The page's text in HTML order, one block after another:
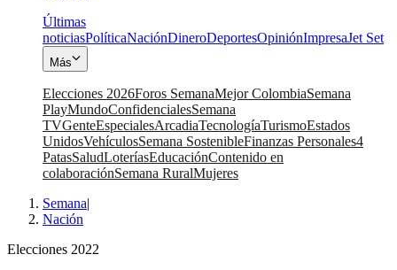
Últimas
noticiasPolíticaNaciónDineroDeportesOpiniónImpresaJet Set
Más
Elecciones 2026Foros SemanaMejor ColombiaSemana
PlayMundoConfidencialesSemana
TVGenteEspecialesArcadiaTecnologíaTurismoEstados
UnidosVehículosSemana SostenibleFinanzas Personales4
PatasSaludLoteríasEducaciónContenido en
colaboraciónSemana RuralMujeres
Semana|
Nación
Elecciones 2022